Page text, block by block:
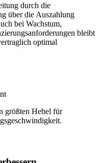
durch die
über die Auszahlung
bei Wachstum,
bleibt
optimal
größten Hebel für